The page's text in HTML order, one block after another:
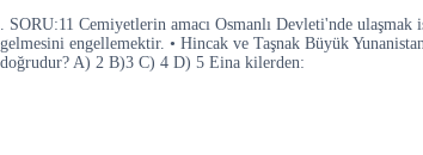
. SORU:11 Cemiyetlerin amacı Osmanlı Devleti'nde
gelmesini engellemektir. • Hincak ve Taşnak Büyük
doğrudur? A) 2 B)3 C) 4 D) 5 Eina kilerden: